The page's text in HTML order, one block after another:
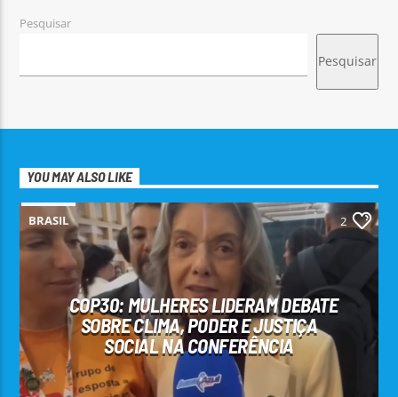
Pesquisar
Pesquisar
YOU MAY ALSO LIKE
BRASIL 2
COP30: MULHERES LIDERAM DEBATE
SOBRE CLIMA, PODER E JUSTIÇA
SOCIAL NA CONFERÊNCIA